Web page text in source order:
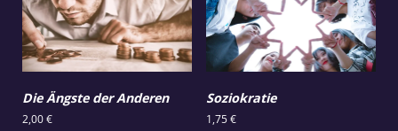
Die Ängste der Anderen
2,00€
Soziokratie
1,75€